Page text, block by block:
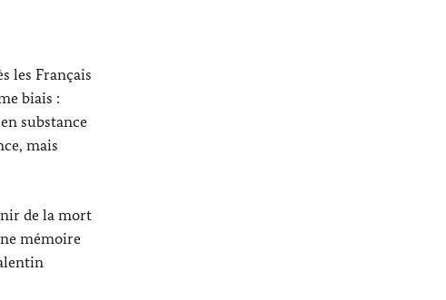
les Français
biais :
substance
mais
de la mort
mémoire